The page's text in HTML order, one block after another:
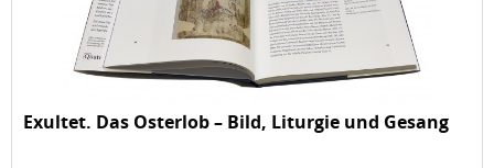
Exultet. Das Osterlob – Bild, Liturgie und Gesang